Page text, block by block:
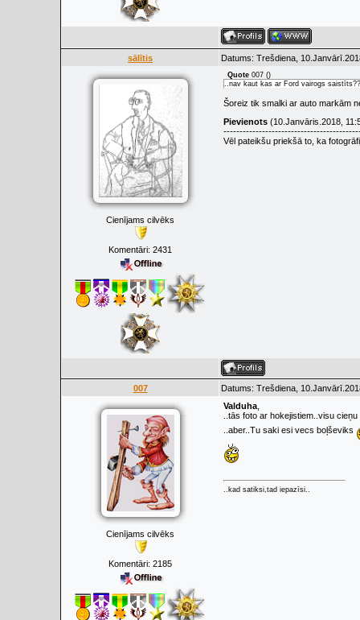
sālītis Datums: Trešdiena,
Cienījams cilvēks
Komentāri: 2431
Quote 007 ()
..nav kaut kas ar Ford vairogs saistīts??
Šoreiz tik smalki ar auto markām
Pievienots (10.Janvāris.2018,
Vēl pateikšu priekšā to, ka
007 Datums: Trešdiena,
Cienījams cilvēks
Komentāri: 2185
Valduha
..tās foto ar hokejistiem..visu
..aber..Tu saki esi vecs boļševiks
..kad satiksi,tad iepazīsi..